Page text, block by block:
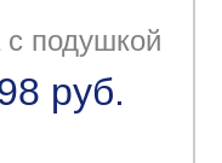
с подушкой
руб.